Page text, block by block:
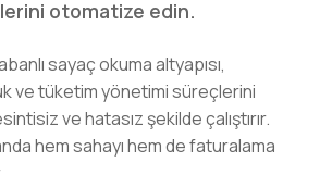
otomatize edin.
sayaç okuma altyapısı,
ve tüketim yönetimi süreçlerini
ve hatasız şekilde çalıştırır.
hem sahayı hem de faturalama